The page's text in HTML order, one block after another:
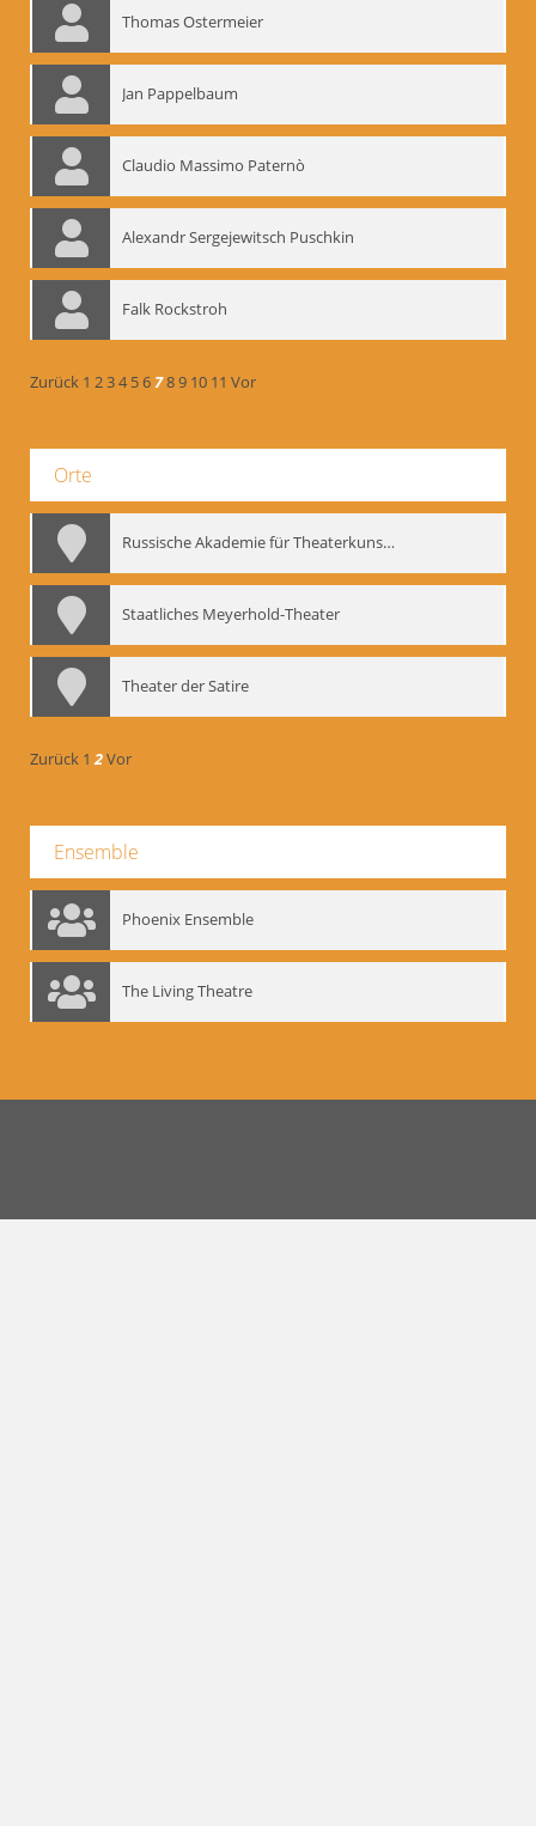
Thomas Ostermeier
Jan Pappelbaum
Claudio Massimo Paternò
Alexandr Sergejewitsch Puschkin
Falk Rockstroh
Zurück 1 234 56789 10 11 Vor
Orte
Russische Akademie für Theaterkunst – GITIS
Staatliches Meyerhold-Theater
Theater der Satire
Zurück 1 2Vor
Ensemble
Phoenix Ensemble
The Living Theatre